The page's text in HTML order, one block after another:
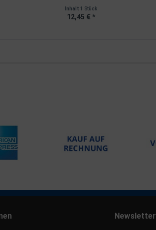
Inhalt1 Stück
12,45 € *
Newsletter